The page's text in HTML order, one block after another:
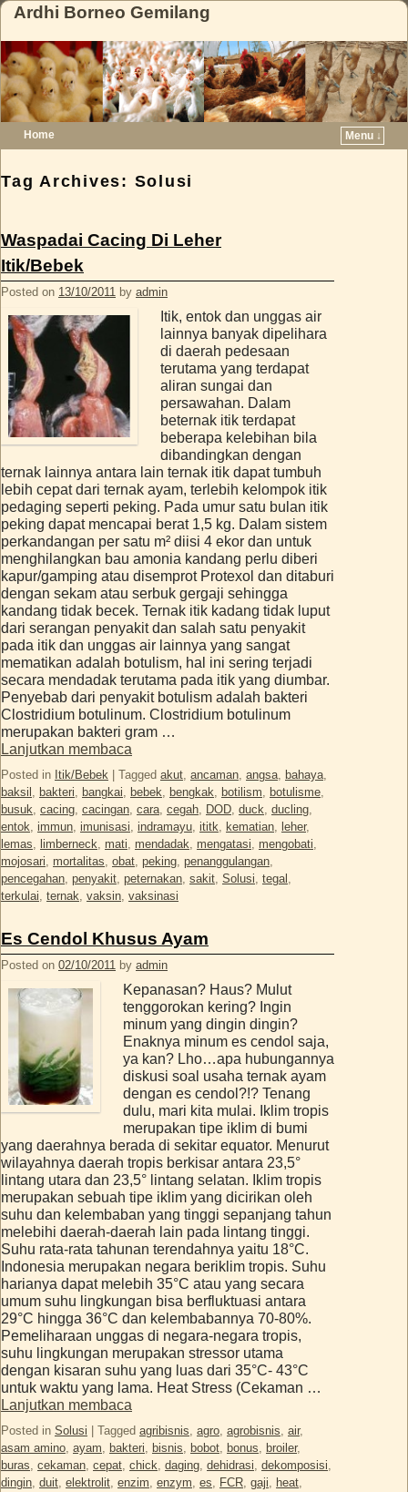
Ardhi Borneo Gemilang
Home
Menu ↓
Tag Archives: Solusi
Waspadai Cacing Di Leher
Itik/Bebek
Posted on 13/10/2011 by admin
Itik, entok dan unggas air
lainnya banyak dipelihara
di daerah pedesaan
terutama yang terdapat
aliran sungai dan
persawahan. Dalam
beternak itik terdapat
beberapa kelebihan bila
dibandingkan dengan
ternak lainnya antara lain ternak itik dapat tumbuh
lebih cepat dari ternak ayam, terlebih kelompok itik
pedaging seperti peking. Pada umur satu bulan itik
peking dapat mencapai berat 1,5 kg. Dalam sistem
perkandangan per satu m² diisi 4 ekor dan untuk
menghilangkan bau amonia kandang perlu diberi
kapur/gamping atau disemprot Protexol dan ditaburi
dengan sekam atau serbuk gergaji sehingga
kandang tidak becek. Ternak itik kadang tidak luput
dari serangan penyakit dan salah satu penyakit
pada itik dan unggas air lainnya yang sangat
mematikan adalah botulism, hal ini sering terjadi
secara mendadak terutama pada itik yang diumbar.
Penyebab dari penyakit botulism adalah bakteri
Clostridium botulinum. Clostridium botulinum
merupakan bakteri gram …
Lanjutkan membaca
Posted in Itik/Bebek Tagged akut, ancaman, angsa, bahaya,
baksil , bakteri, bangkai, bebek, bengkak, botilism, botulisme,
busuk, cacing, cacingan, cara, cegah, DOD, duck, ducling,
entok, immun, imunisasi, indramayu, ititk, kematian, leher,
lemas, limberneck, mati, mendadak, mengatasi, mengobati,
mojosari, mortalitas, obat, peking, penanggulangan,
pencegahan, penyakit, peternakan, sakit, Solusi, tegal ,
terkulai, ternak, vaksin, vaksinasi
Es Cendol Khusus Ayam
Posted on 02/10/2011 by admin
Kepanasan? Haus? Mulut
tenggorokan kering? Ingin
minum yang dingin dingin?
Enaknya minum es cendol saja,
ya kan? Lho…apa hubungannya
diskusi soal usaha ternak ayam
dengan es cendol?!? Tenang
dulu, mari kita mulai. Iklim tropis
merupakan tipe iklim di bumi
yang daerahnya berada di sekitar equator. Menurut
wilayahnya daerah tropis berkisar antara 23,5°
lintang utara dan 23,5° lintang selatan. Iklim tropis
merupakan sebuah tipe iklim yang dicirikan oleh
suhu dan kelembaban yang tinggi sepanjang tahun
melebihi daerah-daerah lain pada lintang tinggi.
Suhu rata-rata tahunan terendahnya yaitu 18°C.
Indonesia merupakan negara beriklim tropis. Suhu
harianya dapat melebih 35°C atau yang secara
umum suhu lingkungan bisa berfluktuasi antara
29°C hingga 36°C dan kelembabannya 70-80%.
Pemeliharaan unggas di negara-negara tropis,
suhu lingkungan merupakan stressor utama
dengan kisaran suhu yang luas dari 35°C- 43°C
untuk waktu yang lama. Heat Stress (Cekaman …
Lanjutkan membaca
Posted in Solusi Tagged agribisnis, agro, agrobisnis, air,
asam amino, ayam, bakteri, bisnis, bobot, bonus, broiler,
buras, cekaman, cepat, chick, daging, dehidrasi, dekomposisi,
dingin, duit, elektrolit, enzim, enzym, es, FCR, gaji, heat,